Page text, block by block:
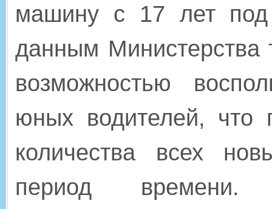
машину с 17 лет под
данным Министерства
возможностью
юных водителей, что
количества всех
период